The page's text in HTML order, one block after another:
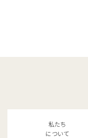
私たち
について